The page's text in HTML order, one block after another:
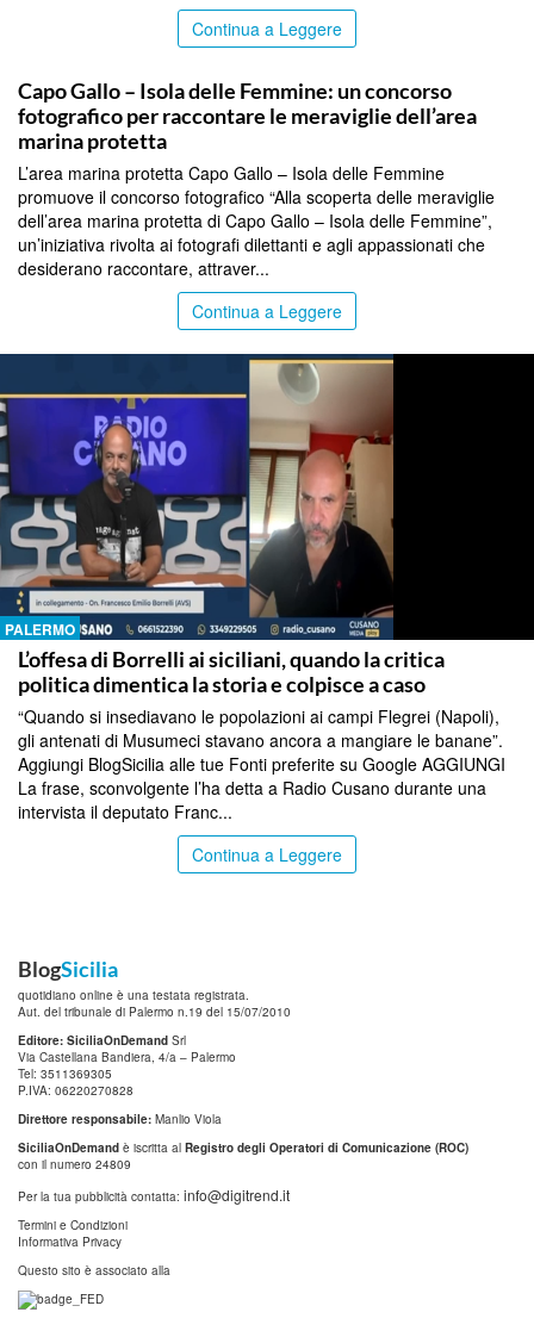
Continua a Leggere
Capo Gallo – Isola delle Femmine: un concorso
fotografico per raccontare le meraviglie dell’area
marina protetta
L’area marina protetta Capo Gallo – Isola delle Femmine
promuove il concorso fotografico “Alla scoperta delle meraviglie
dell’area marina protetta di Capo Gallo – Isola delle Femmine”,
un’iniziativa rivolta ai fotografi dilettanti e agli appassionati che
desiderano raccontare, attraver...
Continua a Leggere
PALERMO
L’offesa di Borrelli ai siciliani, quando la critica
politica dimentica la storia e colpisce a caso
“Quando si insediavano le popolazioni ai campi Flegrei (Napoli),
gli antenati di Musumeci stavano ancora a mangiare le banane”.
Aggiungi BlogSicilia alle tue Fonti preferite su Google AGGIUNGI
La frase, sconvolgente l’ha detta a Radio Cusano durante una
intervista il deputato Franc...
Continua a Leggere
BlogSicilia
quotidiano online è una testata registrata.
Aut. del tribunale di Palermo n.19 del 15/07/2010
Editore: SiciliaOnDemand Srl
Via Castellana Bandiera, 4/a – Palermo
Tel: 3511369305
P.IVA: 06220270828
Direttore responsabile: Manlio Viola
SiciliaOnDemand è iscritta al Registro degli Operatori di Comunicazione (ROC)
con il numero 24809
Per la tua pubblicità contatta: info@digitrend.it
Termini e Condizioni
Informativa Privacy
Questo sito è associato alla